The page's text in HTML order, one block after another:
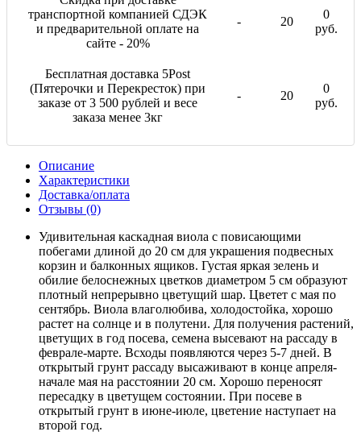
транспортной компанией СДЭК
и предварительной оплате на
сайте - 20%
- 20
0
руб.
Бесплатная доставка 5Post
(Пятерочки и Перекресток) при
заказе от 3 500 рублей и весе
заказа менее 3кг
- 20
0
руб.
Описание
Характеристики
Доставка/оплата
Отзывы (0)
Удивительная каскадная виола с повисающими
побегами длиной до 20 см для украшения подвесных
корзин и балконных ящиков. Густая яркая зелень и
обилие белоснежных цветков диаметром 5 см образуют
плотный непрерывно цветущий шар. Цветет с мая по
сентябрь. Виола влаголюбива, холодостойка, хорошо
растет на солнце и в полутени. Для получения растений,
цветущих в год посева, семена высевают на рассаду в
феврале-марте. Всходы появляются через 5-7 дней. В
открытый грунт рассаду высаживают в конце апреля-
начале мая на расстоянии 20 см. Хорошо переносят
пересадку в цветущем состоянии. При посеве в
открытый грунт в июне-июле, цветение наступает на
второй год.